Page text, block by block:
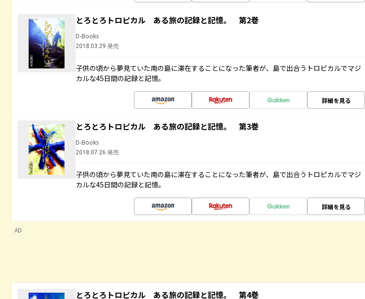
とろとろトロピカル ある旅の記録と記憶。 第2巻
D-Books
2018.03.29 発売
子供の頃から夢見ていた南の島に滞在することになった筆者が、島で出合うトロピカルでマジ
カルな45日間の記録と記憶。
詳細を見る
とろとろトロピカル ある旅の記録と記憶。 第3巻
D-Books
2018.07.26 発売
子供の頃から夢見ていた南の島に滞在することになった筆者が、島で出合うトロピカルでマジ
カルな45日間の記録と記憶。
詳細を見る
AD
とろとろトロピカル ある旅の記録と記憶。 第4巻